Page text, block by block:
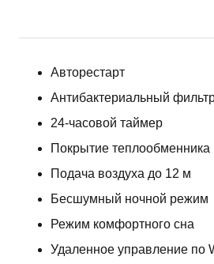
Авторестарт
Антибактериальный
24-часовой таймер
Покрытие теплообменника
Подача воздуха до 12 м
Бесшумный ночной режим
Режим комфортного сна
Удаленное управление по